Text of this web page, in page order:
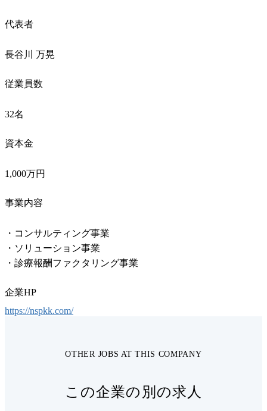
代表者
長谷川 万晃
従業員数
32名
資本金
1,000万円
事業内容
・コンサルティング事業
・ソリューション事業
・診療報酬ファクタリング事業
企業HP
https://nspkk.com/
OTHER JOBS AT THIS COMPANY
この企業の別の求人